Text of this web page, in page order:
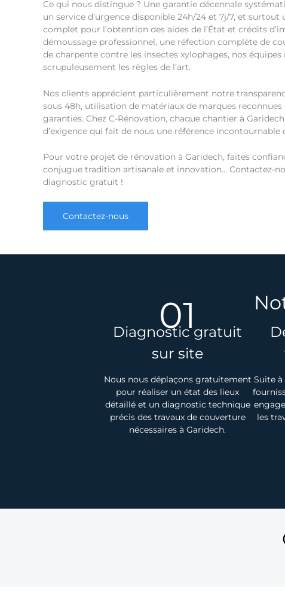
Ce qui nous distingue ? Une garantie décennale
un service d’urgence disponible 24h/24 et 7j/7, et
complet pour l’obtention des aides de l’État et crédits
démoussage professionnel, une réfection complète de
de charpente contre les insectes xylophages, nos équipes
scrupuleusement les règles de l’art.
Nos clients apprécient particulièrement notre
sous 48h, utilisation de matériaux de marques
garanties. Chez C-Rénovation, chaque chantier à
d’exigence qui fait de nous une référence incontournable
Pour votre projet de rénovation à Garidech, faites
conjugue tradition artisanale et innovation… Contactez-
diagnostic gratuit !
Contactez-nous
01
Diagnostic gratuit
sur site
Nous nous déplaçons gratuitement
pour réaliser un état des lieux
détaillé et un diagnostic technique
précis des travaux de couverture
nécessaires à Garidech.
Suite
les